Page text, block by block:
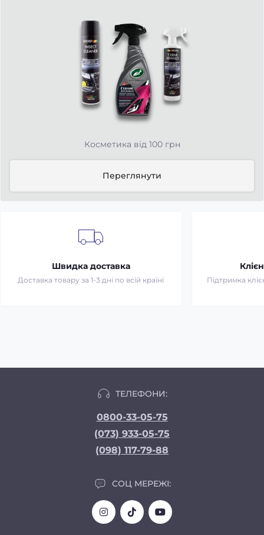
Косметика від 100 грн
Переглянути
Швидка доставка
Доставка товару за 1-3 дні по всій країні Підтримка
ТЕЛЕФОНИ:
0800-33-05-75
(073) 933-05-75
(098) 117-79-88
СОЦ МЕРЕЖІ: